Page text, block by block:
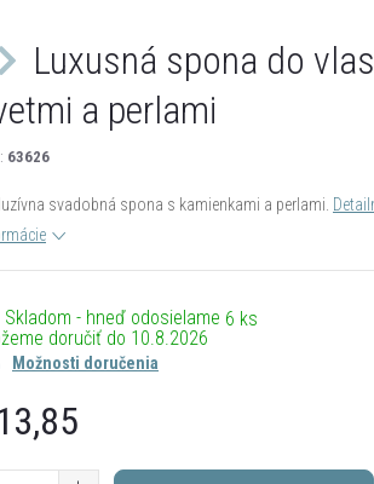
Luxusná spona do
a perlami
63626
svadobná spona s kamienkami a perlami.
Skladom - hneď odosielame 6 ks
10.8.2026
Možnosti doručenia